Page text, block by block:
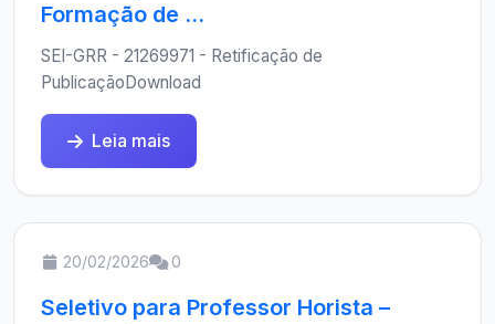
Formação de ...
SEI-GRR - 21269971 - Retificação de
PublicaçãoDownload
Leia mais
20/02/2026 0
Seletivo para Professor Horista –